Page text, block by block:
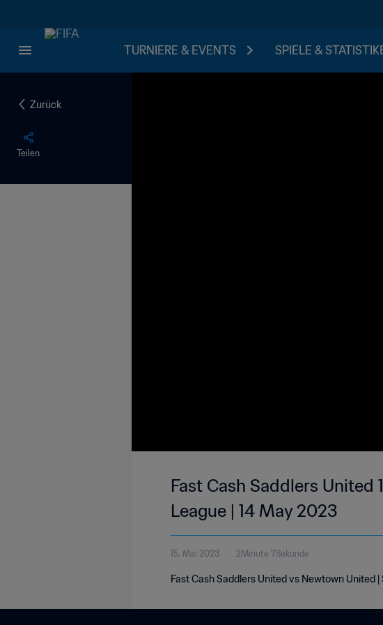
TURNIERE & EVENTS SPIELE &
Zurück
Teilen
Fast Cash Saddlers United
League | 14 May 2023
15. Mai 2023 2Minute 7Sekunde
Fast Cash Saddlers United vs Newtown United